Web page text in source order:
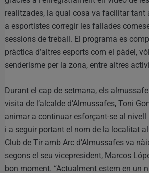
realitzades, la qual cosa va facilitar tant
a esportistes corregir les fallades
sessions de treball. El programa es
pràctica d’altres esports com el pàdel,
senderisme per la zona, entre altres
Durant el cap de setmana, els
visita de l’alcalde d’Almussafes, Toni
animar a continuar esforçant-se al
i a seguir portant el nom de la localitat
Club de Tir amb Arc d’Almussafes va
segons el seu vicepresident, Marcos
bon moment. “Actualment estem en un